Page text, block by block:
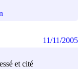
et cité
11/11/2005